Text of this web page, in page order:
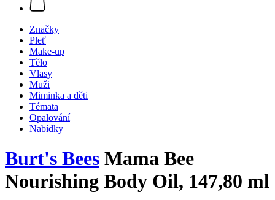
Značky
Pleť
Make-up
Tělo
Vlasy
Muži
Miminka a děti
Témata
Opalování
Nabídky
Burt's Bees Mama Bee
Nourishing Body Oil, 147,80 ml